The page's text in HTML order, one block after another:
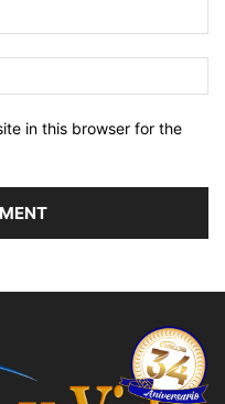
in this browser for the